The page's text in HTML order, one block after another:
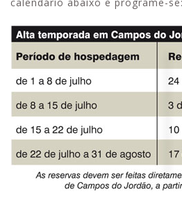
em
Campos
do
Jordão
|
APCEF/SP